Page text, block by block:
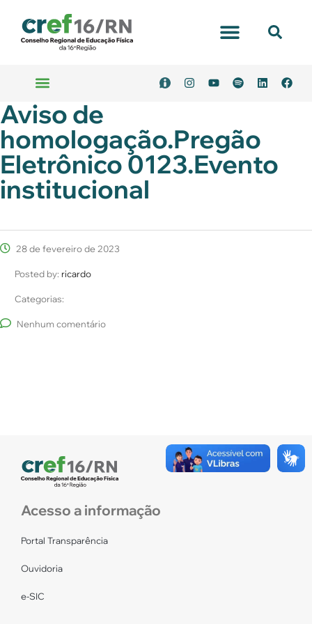
Aviso de
homologação.Pregão
Eletrônico 0123.Evento
institucional
28 de fevereiro de 2023
Posted by: ricardo
Categorias:
Nenhum comentário
Acesso a informação
Portal Transparência
Ouvidoria
e-SIC